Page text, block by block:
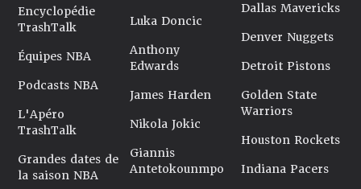
Encyclopédie
TrashTalk
Équipes NBA
Podcasts NBA
L'Apéro
TrashTalk
Grandes dates de
la saison NBA
Luka Doncic
Anthony
Edwards
James Harden
Nikola Jokic
Giannis
Antetokounmpo
Dallas Mavericks
Denver Nuggets
Detroit Pistons
Golden State
Warriors
Houston Rockets
Indiana Pacers